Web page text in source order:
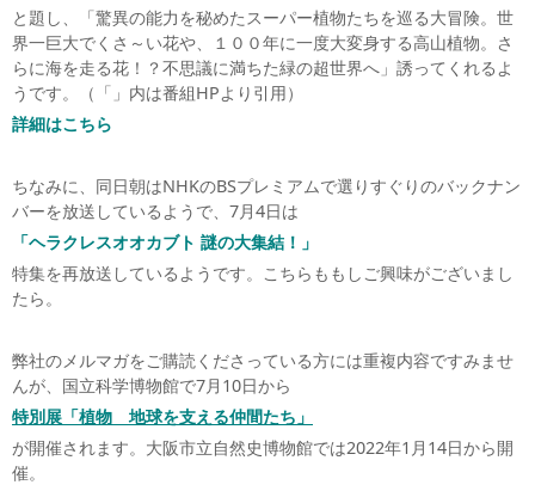
と題し、「驚異の能力を秘めたスーパー植物たちを巡る大冒険。世
界一巨大でくさ～い花や、１００年に一度大変身する高山植物。さ
らに海を走る花！？不思議に満ちた緑の超世界へ」誘ってくれるよ
うです。（「」内は番組HPより引用）
詳細はこちら
ちなみに、同日朝はNHKのBSプレミアムで選りすぐりのバックナン
バーを放送しているようで、7月4日は
「ヘラクレスオオカブト 謎の大集結！」
特集を再放送しているようです。こちらももしご興味がございまし
たら。
弊社のメルマガをご購読くださっている方には重複内容ですみませ
んが、国立科学博物館で7月10日から
特別展「植物 地球を支える仲間たち」
が開催されます。大阪市立自然史博物館では2022年1月14日から開
催。